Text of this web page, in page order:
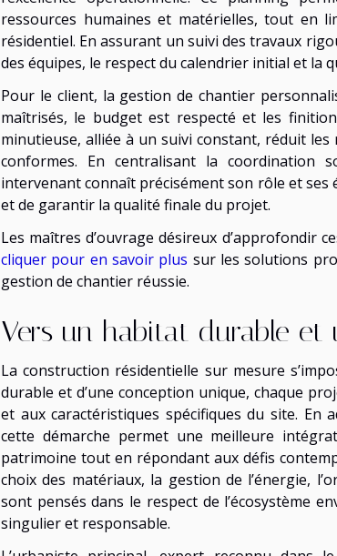
ressources humaines et matérielles, tout en
résidentiel. En assurant un suivi des travaux
des équipes, le respect du calendrier initial et la
Pour le client, la gestion de chantier
maîtrisés, le budget est respecté et les
minutieuse, alliée à un suivi constant, réduit
conformes. En centralisant la coordination
intervenant connaît précisément son rôle et ses
et de garantir la qualité finale du projet.
Les maîtres d’ouvrage désireux d’approfondir
cliquer pour en savoir plus sur les solutions
gestion de chantier réussie.
Vers un habitat durable et
La construction résidentielle sur mesure
durable et d’une conception unique, chaque
et aux caractéristiques spécifiques du site. En
cette démarche permet une meilleure
patrimoine tout en répondant aux défis
choix des matériaux, la gestion de l’énergie,
sont pensés dans le respect de l’écosystème
singulier et responsable.